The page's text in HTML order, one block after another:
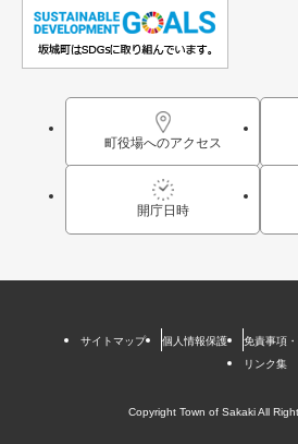
町役場へのアクセス
開庁日時
サイトマップ 個人情報保護 免責事項
リンク集
Copyright Town of Sakaki All